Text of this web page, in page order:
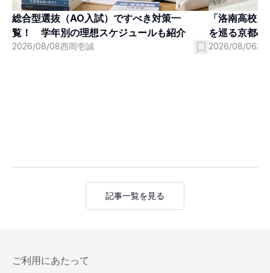
総合型選抜（AO入試）ですべき対策一
覧！ 学年別の理想スケジュールも紹介
2026/08/08西岡壱誠
「洛南高校
を巡る京都
2026/08/06村
記事一覧を見る
ご利用にあたって